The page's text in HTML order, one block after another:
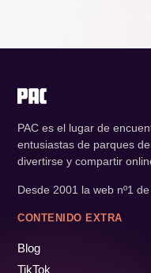
PAC es el lugar de
entusiastas de parques
divertirse y compartir
Desde 2001 la web nº1
CONTENIDO EXTRA
Blog
TikTok